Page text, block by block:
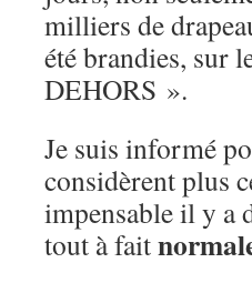
milliers de
été brandies, sur
DEHORS ».
Je suis informé
considèrent plus
impensable il y a
tout à fait